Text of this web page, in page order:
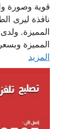
قوية وصورة
نافذة ليرى
المميزة.
المميزة
المزيد